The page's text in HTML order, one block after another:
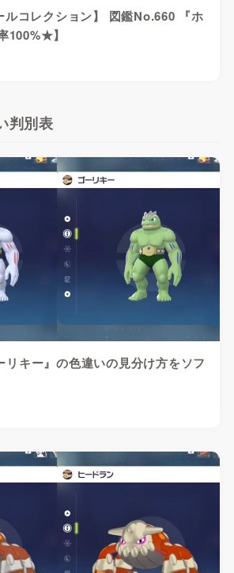
ルコレクション】 図鑑No.660 『ホ
100%★】
判別表
リキー』の色違いの見分け方をソフ